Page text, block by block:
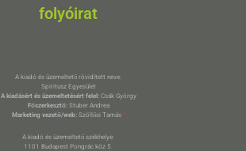
folyóirat
A kiadó és üzemeltető rövidített neve:
Spiritusz Egyesület
A kiadásért és üzemeltetésért felel:Csák György
Főszerkesztő:Stuber Andrea
Marketing vezető/web:Szöllősi Tamás *
A kiadó és üzemeltető székhelye:
1101 Budapest Pongrác köz 5.